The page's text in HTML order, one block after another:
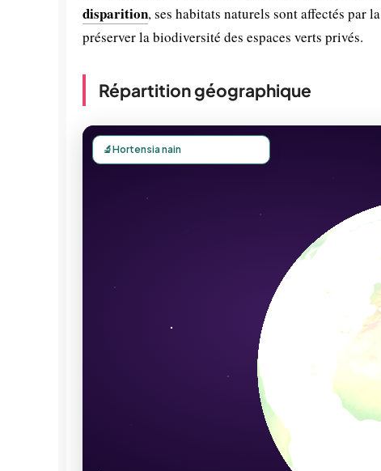
disparition, ses habitats naturels sont affectés par la
préserver la biodiversité des espaces verts privés.
Répartition géographique